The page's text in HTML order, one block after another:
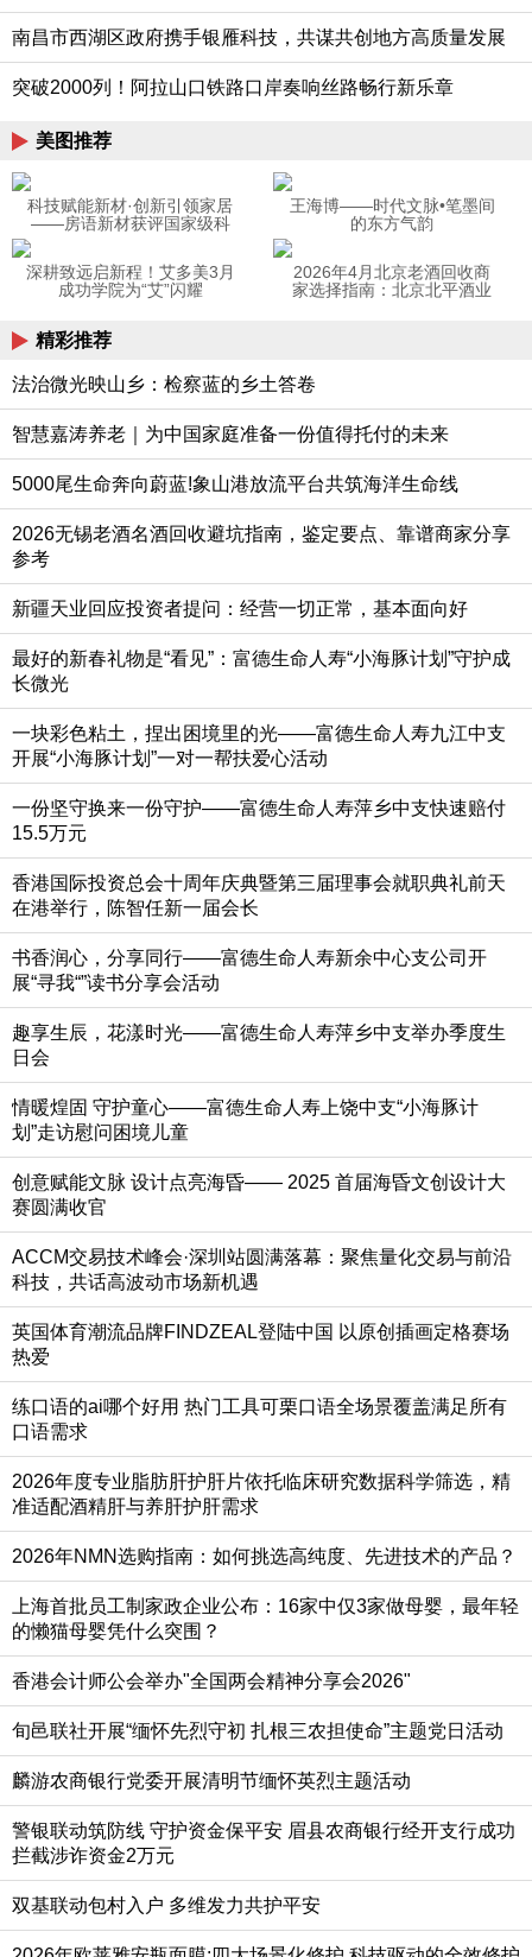
南昌市西湖区政府携手银雁科技，共谋共创地方高质量发展
突破2000列！阿拉山口铁路口岸奏响丝路畅行新乐章
美图推荐
科技赋能新材·创新引领家居
——房语新材获评国家级科
王海博——时代文脉•笔墨间
的东方气韵
深耕致远启新程！艾多美3月
成功学院为“艾”闪耀
2026年4月北京老酒回收商
家选择指南：北京北平酒业
精彩推荐
法治微光映山乡：检察蓝的乡土答卷
智慧嘉涛养老｜为中国家庭准备一份值得托付的未来
5000尾生命奔向蔚蓝!象山港放流平台共筑海洋生命线
2026无锡老酒名酒回收避坑指南，鉴定要点、靠谱商家分享
参考
新疆天业回应投资者提问：经营一切正常，基本面向好
最好的新春礼物是“看见”：富德生命人寿“小海豚计划”守护成
长微光
一块彩色粘土，捏出困境里的光——富德生命人寿九江中支
开展“小海豚计划”一对一帮扶爱心活动
一份坚守换来一份守护——富德生命人寿萍乡中支快速赔付
15.5万元
香港国际投资总会十周年庆典暨第三届理事会就职典礼前天
在港举行，陈智任新一届会长
书香润心，分享同行——富德生命人寿新余中心支公司开
展“寻我“”读书分享会活动
趣享生辰，花漾时光——富德生命人寿萍乡中支举办季度生
日会
情暖煌固 守护童心——富德生命人寿上饶中支“小海豚计
划”走访慰问困境儿童
创意赋能文脉 设计点亮海昏—— 2025 首届海昏文创设计大
赛圆满收官
ACCM交易技术峰会·深圳站圆满落幕：聚焦量化交易与前沿
科技，共话高波动市场新机遇
英国体育潮流品牌FINDZEAL登陆中国 以原创插画定格赛场
热爱
练口语的ai哪个好用 热门工具可栗口语全场景覆盖满足所有
口语需求
2026年度专业脂肪肝护肝片依托临床研究数据科学筛选，精
准适配酒精肝与养肝护肝需求
2026年NMN选购指南：如何挑选高纯度、先进技术的产品？
上海首批员工制家政企业公布：16家中仅3家做母婴，最年轻
的懒猫母婴凭什么突围？
香港会计师公会举办"全国两会精神分享会2026"
旬邑联社开展“缅怀先烈守初 扎根三农担使命”主题党日活动
麟游农商银行党委开展清明节缅怀英烈主题活动
警银联动筑防线 守护资金保平安 眉县农商银行经开支行成功
拦截涉诈资金2万元
双基联动包村入户 多维发力共护平安